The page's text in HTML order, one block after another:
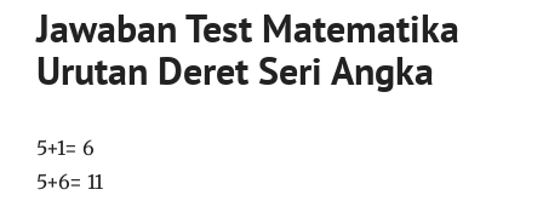
Jawaban Test Matematika
Urutan Deret Seri Angka
5+1= 6
5+6= 11